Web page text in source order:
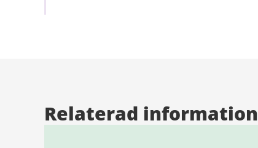
Relaterad information